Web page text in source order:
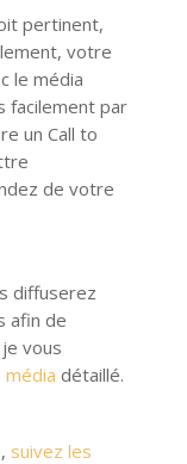
pertinent,
votre
le média
facilement par
un Call to
de votre
diffuserez
afin de
vous
média détaillé.
suivez les